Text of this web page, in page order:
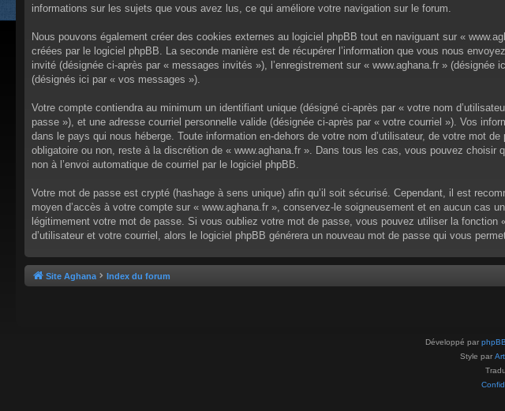
informations sur les sujets que vous avez lus, ce qui améliore votre navigation sur le forum.
Nous pouvons également créer des cookies externes au logiciel phpBB tout en naviguant sur «
créées par le logiciel phpBB. La seconde manière est de récupérer l’information que vous nous
invité (désignée ci-après par « messages invités »), l’enregistrement sur « www.aghana.fr »
(désignés ici par « vos messages »).
Votre compte contiendra au minimum un identifiant unique (désigné ci-après par « votre nom
passe »), et une adresse courriel personnelle valide (désignée ci-après par « votre courriel »). Vos
dans le pays qui nous héberge. Toute information en-dehors de votre nom d’utilisateur, de votre mot
obligatoire ou non, reste à la discrétion de « www.aghana.fr ». Dans tous les cas, vous pouvez
non à l’envoi automatique de courriel par le logiciel phpBB.
Votre mot de passe est crypté (hashage à sens unique) afin qu’il soit sécurisé. Cependant, il est
moyen d’accès à votre compte sur « www.aghana.fr », conservez-le soigneusement et en aucun cas
légitimement votre mot de passe. Si vous oubliez votre mot de passe, vous pouvez utiliser la
d’utilisateur et votre courriel, alors le logiciel phpBB générera un nouveau mot de passe qui vous
Site Aghana Index du forum
Développé par phpBB
Style par